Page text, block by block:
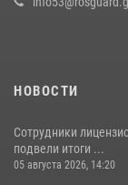
НОВОСТИ
Сотрудники
подвели итоги ...
05 августа 2026, 14:20